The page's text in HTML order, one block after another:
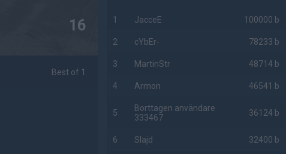
16
Best of 1
1 JacceE 100000 b
2 cYbEr- 78233 b
3 MartinStr 48714 b
4 Armon 46541 b
5
Borttagen användare
333467
36124 b
6 Slajd 32400 b